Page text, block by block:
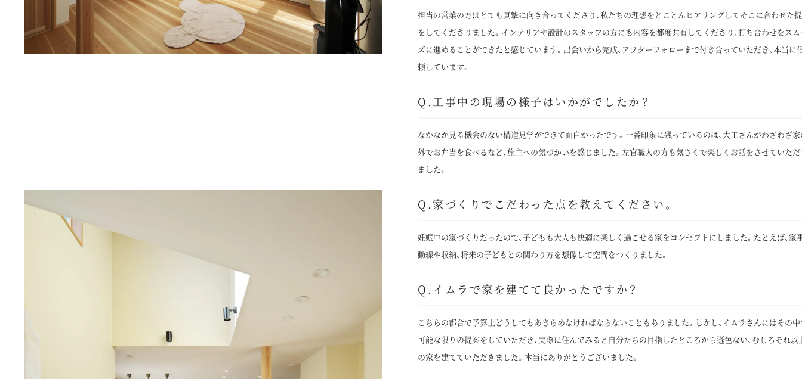
担当の営業の方はとても真摯に向き合ってくださり、私たちの理想をとことんヒアリングしてそこに合わせた
をしてくださりました。インテリアや設計のスタッフの方にも内容を都度共有してくださり、打ち合わせをス
ズに進めることができたと感じています。出会いから完成、アフターフォローまで付き合っていただき、本当に
頼しています。
Q.工事中の現場の様子はいかがでしたか？
なかなか見る機会のない構造見学ができて面白かったです。一番印象に残っているのは、大工さんがわざわざ
外でお弁当を食べるなど、施主への気づかいを感じました。左官職人の方も気さくで楽しくお話をさせていた
ました。
Q.家づくりでこだわった点を教えてください。
妊娠中の家づくりだったので、子どもも大人も快適に楽しく過ごせる家をコンセプトにしました。たとえば、家
動線や収納、将来の子どもとの関わり方を想像して空間をつくりました。
Q.イムラで家を建てて良かったですか？
こちらの都合で予算上どうしてもあきらめなければならないこともありました。しかし、イムラさんにはその
可能な限りの提案をしていただき、実際に住んでみると自分たちの目指したところから遜色ない、むしろそれ以
の家を建てていただきました。本当にありがとうございました。